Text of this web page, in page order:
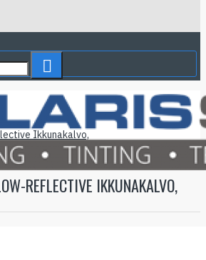
Ikkunakalvo,
REFLECTIVE IKKUNAKALVO,